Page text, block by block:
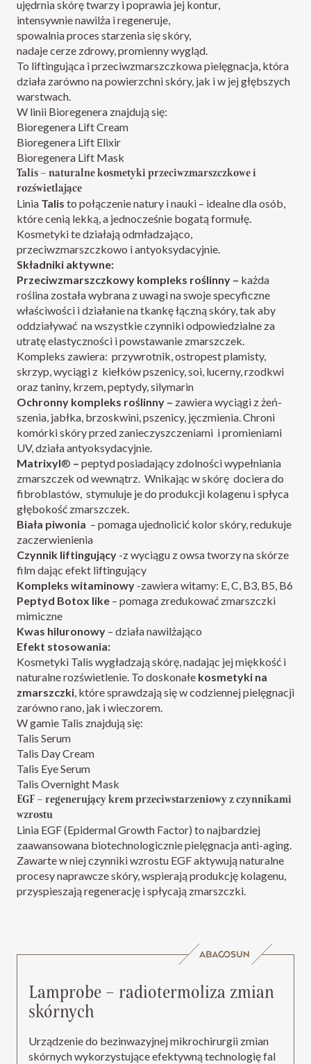
ujędrnia skórę twarzy i poprawia jej kontur,
intensywnie nawilża i regeneruje,
spowalnia proces starzenia się skóry,
nadaje cerze zdrowy, promienny wygląd.
To liftingująca i przeciwzmarszczkowa pielęgnacja, która
działa zarówno na powierzchni skóry, jak i w jej głębszych
warstwach.
W linii Bioregenera znajdują się:
Bioregenera Lift Cream
Bioregenera Lift Elixir
Bioregenera Lift Mask
Talis – naturalne kosmetyki przeciwzmarszczkowe i
rozświetlające
Linia Talis to połączenie natury i nauki – idealne dla osób,
które cenią lekką, a jednocześnie bogatą formułę.
Kosmetyki te działają odmładzająco,
przeciwzmarszczkowo i antyoksydacyjnie.
Składniki aktywne:
Przeciwzmarszczkowy kompleks roślinny – każda
roślina została wybrana z uwagi na swoje specyficzne
właściwości i działanie na tkankę łączną skóry, tak aby
oddziaływać na wszystkie czynniki odpowiedzialne za
utratę elastyczności i powstawanie zmarszczek.
Kompleks zawiera: przywrotnik, ostropest plamisty,
skrzyp, wyciągi z kiełków pszenicy, soi, lucerny, rzodkwi
oraz taniny, krzem, peptydy, silymarin
Ochronny kompleks roślinny – zawiera wyciągi z żeń-
szenia, jabłka, brzoskwini, pszenicy, jęczmienia. Chroni
komórki skóry przed zanieczyszczeniami i promieniami
UV, działa antyoksydacyjnie.
Matrixyl® – peptyd posiadający zdolności wypełniania
zmarszczek od wewnątrz. Wnikając w skórę dociera do
fibroblastów, stymuluje je do produkcji kolagenu i spłyca
głębokość zmarszczek.
Biała piwonia – pomaga ujednolicić kolor skóry, redukuje
zaczerwienienia
Czynnik liftingujący -z wyciągu z owsa tworzy na skórze
film dając efekt liftingujący
Kompleks witaminowy -zawiera witamy: E, C, B3, B5, B6
Peptyd Botox like – pomaga zredukować zmarszczki
mimiczne
Kwas hiluronowy – działa nawilżająco
Efekt stosowania:
Kosmetyki Talis wygładzają skórę, nadając jej miękkość i
naturalne rozświetlenie. To doskonałe kosmetyki na
zmarszczki, które sprawdzają się w codziennej pielęgnacji
zarówno rano, jak i wieczorem.
W gamie Talis znajdują się:
Talis Serum
Talis Day Cream
Talis Eye Serum
Talis Overnight Mask
EGF – regenerujący krem przeciwstarzeniowy z czynnikami
wzrostu
Linia EGF (Epidermal Growth Factor) to najbardziej
zaawansowana biotechnologicznie pielęgnacja anti-aging.
Zawarte w niej czynniki wzrostu EGF aktywują naturalne
procesy naprawcze skóry, wspierają produkcję kolagenu,
przyspieszają regenerację i spłycają zmarszczki.
Lamprobe – radiotermoliza zmian
skórnych
Urządzenie do bezinwazyjnej mikrochirurgii zmian
skórnych wykorzystujące efektywną technologię fal